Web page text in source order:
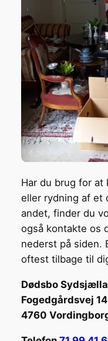
Har du brug for
eller rydning af et
andet, finder du
også kontakte os
nederst på siden.
oftest tilbage til
Dødsbo
Fogedgårdsvej 14
4760